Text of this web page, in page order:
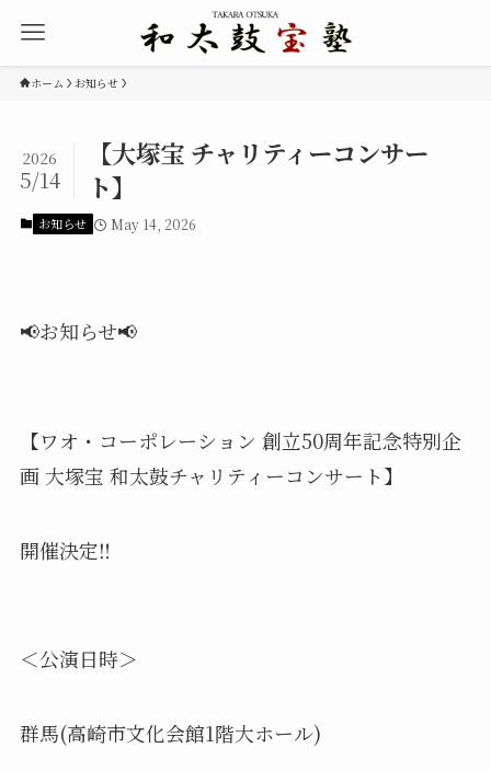
ホーム お知らせ
【大塚宝 チャリティーコンサー
ト】
2026
5/14
お知らせ May 14, 2026
📢お知らせ📢
【ワオ・コーポレーション 創立50周年記念特別企
画 大塚宝 和太鼓チャリティーコンサート】
開催決定‼️
＜公演日時＞
群馬(高崎市文化会館1階大ホール)